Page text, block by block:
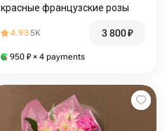
красные французские розы
4.935K 3 800₽
950 ₽ × 4 payments